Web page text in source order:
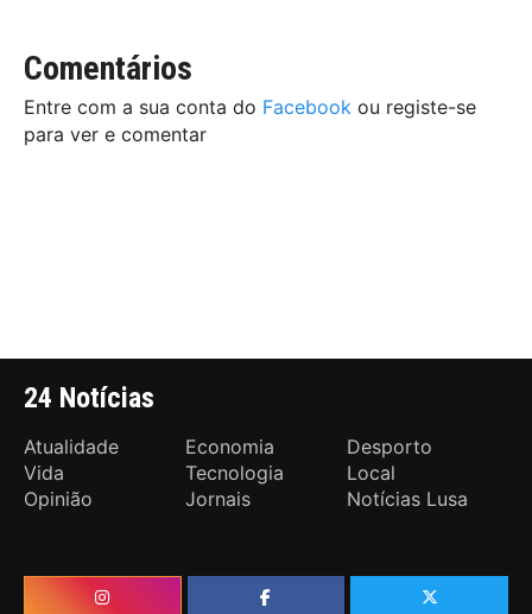
Comentários
Entre com a sua conta do Facebook ou registe-se
para ver e comentar
24 Notícias
Atualidade Economia
Desporto
Vida
Tecnologia
Local
Opinião
Jornais Notícias Lusa